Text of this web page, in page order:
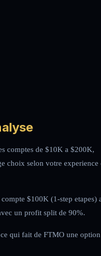
comptes de $10K a $200K,
choix selon votre experience
$100K (1-step etapes)
un profit split de 90%.
qui fait de FTMO une option